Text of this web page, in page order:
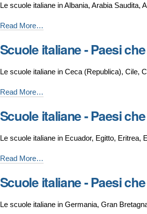
-
Le scuole italiane in Albania, Arabia Saudita,
Scuole
-
che
iniziano
A
B
-
Read More…
Scuole italiane - Paesi
Le scuole italiane in Ceca (Republica), Cile,
Scuole
-
che
iniziano
C
Read More…
Scuole italiane - Paesi
Le scuole italiane in Ecuador, Egitto, Eritrea,
Scuole
-
che
Read More…
Scuole italiane - Paesi
Le scuole italiane in Germania, Gran